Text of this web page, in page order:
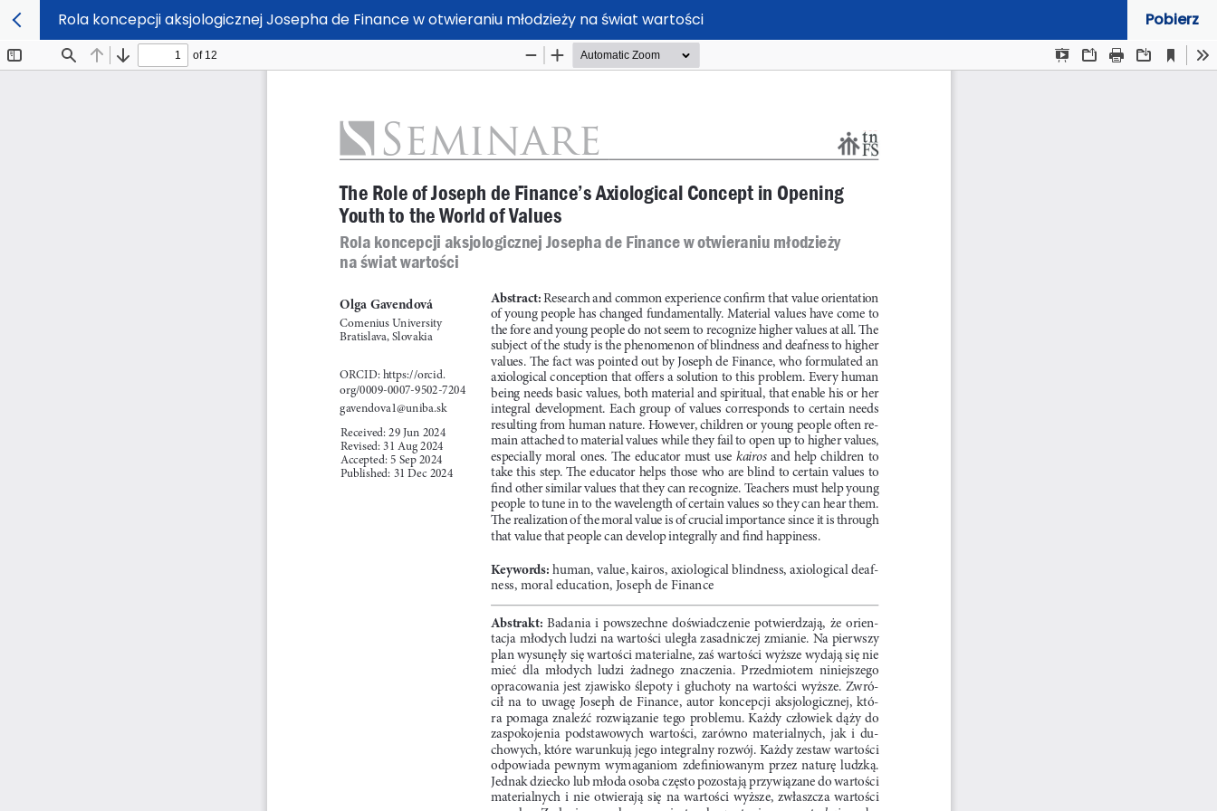
Rola koncepcji aksjologicznej Josepha de Finance w otwieraniu młodzieży na świat wartości Pobierz